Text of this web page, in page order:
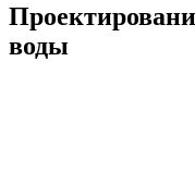
воды